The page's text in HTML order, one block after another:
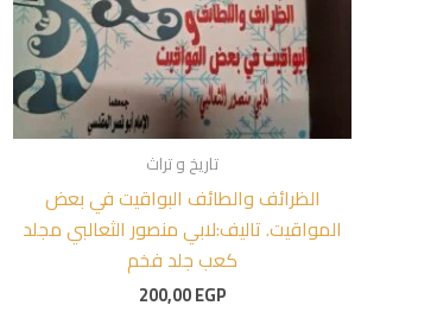
تاريخ و تراث
الظرائف والطائف البواقيت في بعض
المواقيت. تاليف:لابي منصور الثعالبي مجلد
كعب جلد فخم
200,00EGP